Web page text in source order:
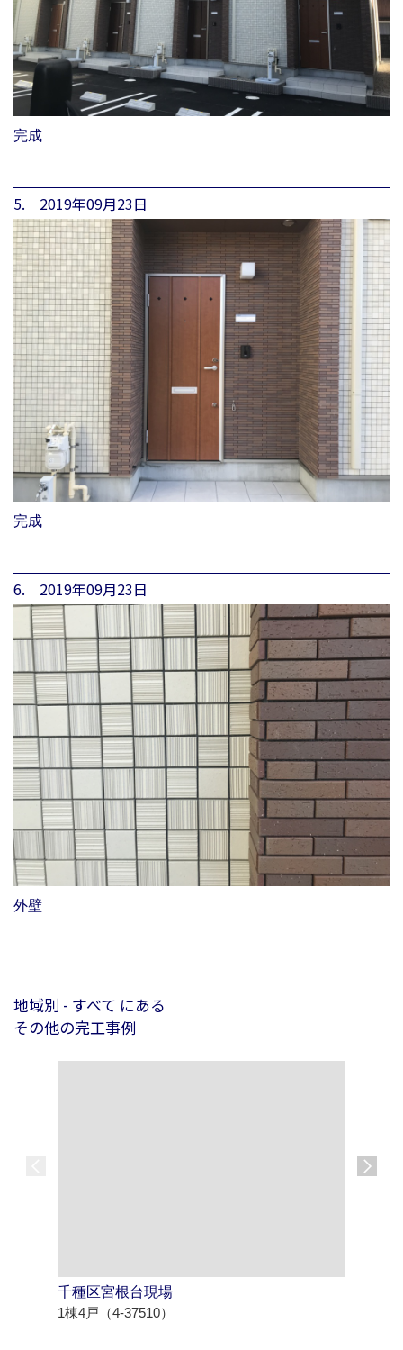
完成
5. 2019年09月23日
完成
6. 2019年09月23日
外壁
地域別 - すべて にある
その他の完工事例
千種区宮根台現場
1棟4戸（4-37510）